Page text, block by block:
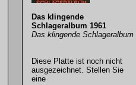
Das klingende
Schlageralbum 1961
Das klingende Schlageralbum
Diese Platte ist noch nicht
ausgezeichnet. Stellen Sie
eine